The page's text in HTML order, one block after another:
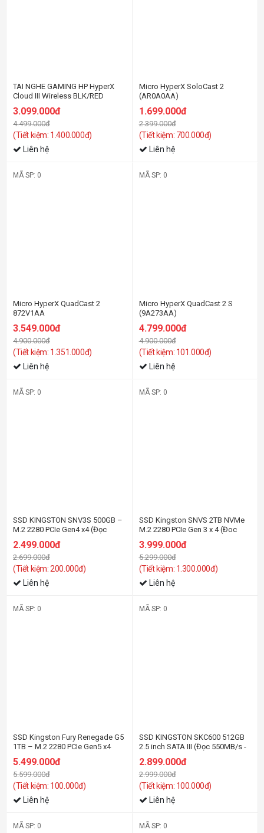
TAI NGHE GAMING HP HyperX
Cloud III Wireless BLK/RED
GAM_77Z46AA
3.099.000đ
4.499.000đ
(Tiết kiệm: 1.400.000đ)
Liên hệ
Micro HyperX SoloCast 2
(AR0A0AA)
1.699.000đ
2.399.000đ
(Tiết kiệm: 700.000đ)
Liên hệ
MÃ SP: 0
Micro HyperX QuadCast 2
872V1AA
3.549.000đ
4.900.000đ
(Tiết kiệm: 1.351.000đ)
Liên hệ
MÃ SP: 0
Micro HyperX QuadCast 2 S
(9A273AA)
4.799.000đ
4.900.000đ
(Tiết kiệm: 101.000đ)
Liên hệ
MÃ SP: 0
SSD KINGSTON SNV3S 500GB –
M.2 2280 PCIe Gen4 x4 (Đọc
5000MB/s - Ghi 3000MB/s) -
(SNV3S/500G)
2.499.000đ
2.699.000đ
(Tiết kiệm: 200.000đ)
Liên hệ
MÃ SP: 0
SSD Kingston SNVS 2TB NVMe
M.2 2280 PCIe Gen 3 x 4 (Đoc
2100MB/s, Ghi 1700MB/s) -
(SNVS/2000G)
3.999.000đ
5.299.000đ
(Tiết kiệm: 1.300.000đ)
Liên hệ
MÃ SP: 0
SSD Kingston Fury Renegade G5
1TB – M.2 2280 PCIe Gen5 x4
11000MB/s)-(SFYR2S/1T0)
5.499.000đ
5.599.000đ
(Tiết kiệm: 100.000đ)
Liên hệ
MÃ SP: 0
SSD KINGSTON SKC600 512GB
2.5 inch SATA III (Đọc 550MB/s -
2.899.000đ
2.999.000đ
(Tiết kiệm: 100.000đ)
Liên hệ
MÃ SP: 0 MÃ SP: 0